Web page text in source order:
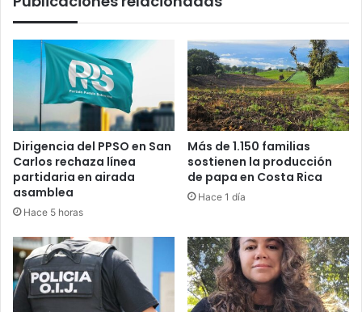
datos
Dirigencia del PPSO en San
Carlos rechaza línea
partidaria en airada
asamblea
Hace 5 horas
Más de 1.150 familias
sostienen la producción
de papa en Costa Rica
Hace 1 día